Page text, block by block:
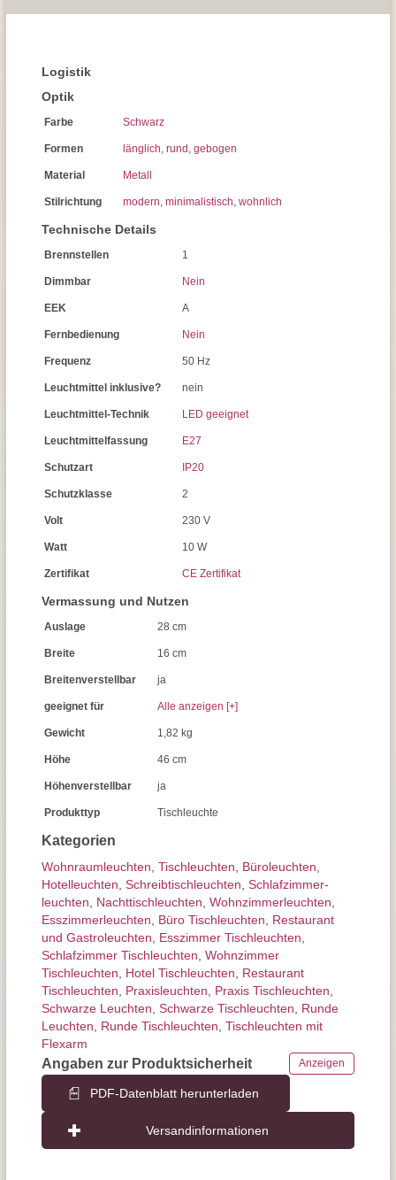
Kategorien
Wohnraum­leuchten Tisch­leuchten Büroleuchten
Hotelleuchten Schreibtisch­leuchten Schlafzimmer­
leuchten
Nachttisch­leuchten Wohnzimmer­leuchten
Esszimmer­­leuchten
Büro Tischleuchten
Restaurant
und Gastroleuchten
Esszimmer Tischleuchten
Schlafzimmer Tischleuchten Wohnzimmer
Tischleuchten
Hotel Tischleuchten
Restaurant
Tischleuchten
Praxisleuchten Praxis Tischleuchten
Schwarze Leuchten Schwarze Tischleuchten
Runde
Leuchten
Runde Tischleuchten Tischleuchten mit
Flexarm
Angaben zur Produktsicherheit Anzeigen
PDF-Datenblatt herunterladen
Versandinformationen
Logistik
Optik
Farbe Schwarz
Formen länglich, rund , gebogen
Material Metall
Stilrichtung modern, minimalistisch, wohnlich
Technische Details
Brennstellen 1
Dimmbar Nein
EEK A
Fernbedienung Nein
Frequenz 50 Hz
Leuchtmittel inklusive? nein
Leuchtmittel-Technik LED geeignet
Leuchtmittelfassung E27
Schutzart IP20
Schutzklasse 2
Volt 230 V
Watt 10 W
Zertifikat CE Zertifikat
Vermassung und Nutzen
Auslage 28 cm
Breite 16 cm
Breitenverstellbar ja
geeignet für Alle anzeigen [+]
Gewicht 1,82 kg
Höhe 46 cm
Höhenverstellbar ja
Produkttyp Tischleuchte